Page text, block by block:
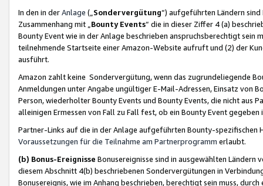
In den in derAnlage („ Sondervergütung“) aufgeführten Ländern
Zusammenhang mit „ Bounty Events“ die in dieser Ziffer 4 (a)
Bounty Event wie in der Anlage beschrieben anspruchsberechtigt sein
teilnehmende Startseite einer Amazon-Website aufruft und (2) der
ausführt.
Amazon zahlt keine Sondervergütung, wenn das zugrundeliegende
Anmeldungen unter Angabe ungültiger E-Mail-Adressen, Einsatz von
Person, wiederholter Bounty Events und Bounty Events, die nicht
alleinigen Ermessen von Fall zu Fall fest, ob ein Bounty Event
Partner-Links auf die in der Anlage aufgeführten Bounty-spezifischen
Voraussetzungen für die Teilnahme am Partnerprogramm erlaubt.
(b) Bonus-Ereignisse Bonusereignisse sind in ausgewählten Ländern
diesem Abschnitt 4(b) beschriebenen Sondervergütungen in
Bonusereignis, wie im Anhang beschrieben, berechtigt sein muss,